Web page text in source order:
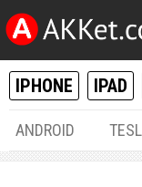
IPHONE IPAD
ANDROID